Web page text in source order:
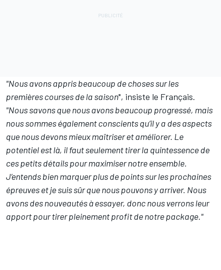
"Nous avons appris beaucoup de choses sur les
premières courses de la saison", insiste le Français.
"Nous savons que nous avons beaucoup progressé, mais
nous sommes également conscients qu’il y a des aspects
que nous devons mieux maîtriser et améliorer. Le
potentiel est là, il faut seulement tirer la quintessence de
ces petits détails pour maximiser notre ensemble.
J’entends bien marquer plus de points sur les prochaines
épreuves et je suis sûr que nous pouvons y arriver. Nous
avons des nouveautés à essayer, donc nous verrons leur
apport pour tirer pleinement profit de notre package."